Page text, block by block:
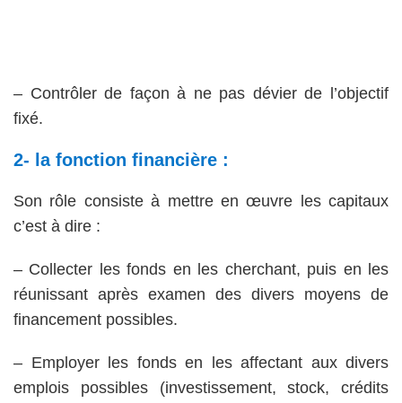
– Contrôler de façon à ne pas dévier de l’objectif
fixé.
2- la fonction financière :
Son rôle consiste à mettre en œuvre les capitaux
c’est à dire :
– Collecter les fonds en les cherchant, puis en les
réunissant après examen des divers moyens de
financement possibles.
– Employer les fonds en les affectant aux divers
emplois possibles (investissement, stock, crédits